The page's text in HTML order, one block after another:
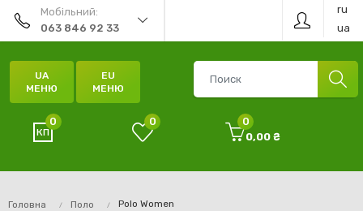
Мобільний:
063 846 92 33
ru
ua
UA
МЕНЮ
EU
МЕНЮ
0 0
0
0,00 ₴
Головна Поло Polo Women